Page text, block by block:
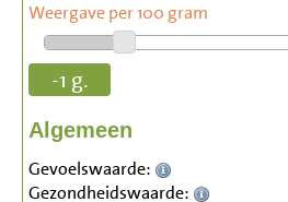
Weergave per 100 gram
-1 g.
Algemeen
Gevoelswaarde:
Gezondheidswaarde: